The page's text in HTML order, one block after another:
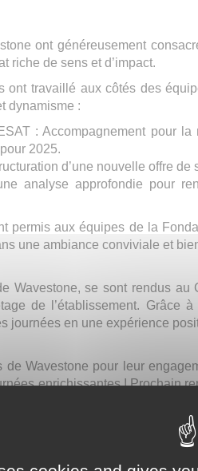
ont généreusement
riche de sens et d’impact.
ont travaillé aux côtés des
dynamisme :
: Accompagnement pour
2025.
d’une nouvelle offre de
analyse approfondie pour
permis aux équipes de la
une ambiance conviviale et
Wavestone, se sont rendus
de l’établissement. Grâce
journées en une expérience
Wavestone pour leur
enrichissantes ! Prochain